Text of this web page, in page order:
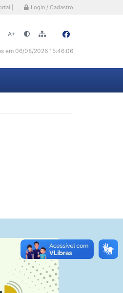
| Login / Cadastro
A+
em 06/08/2026 15:46:06